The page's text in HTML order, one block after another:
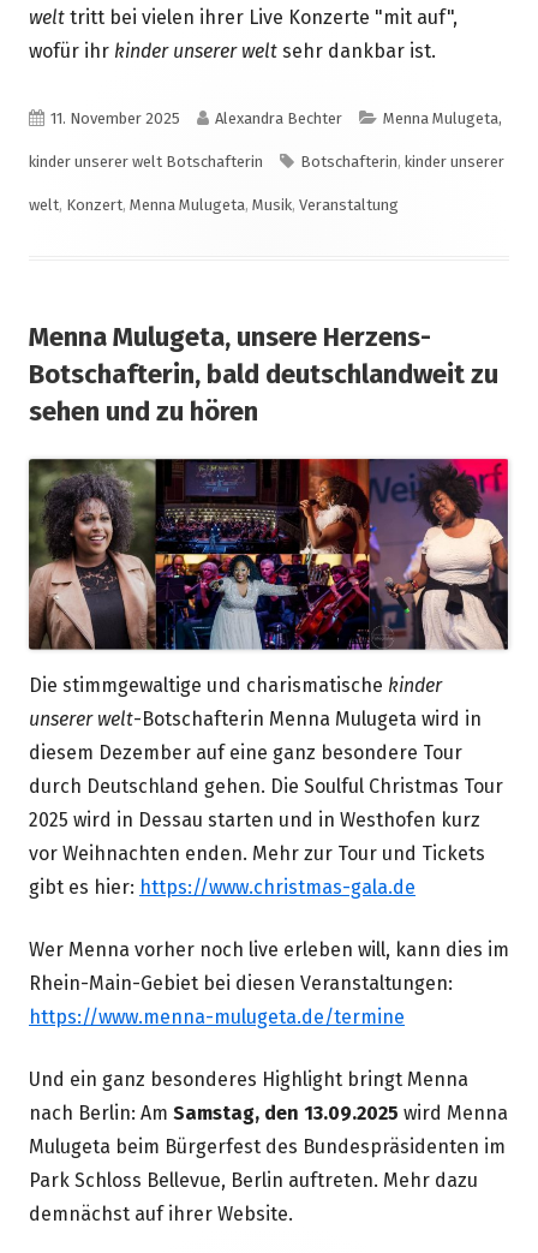
welt tritt bei vielen ihrer Live Konzerte "mit auf",
wofür ihr kinder unserer welt sehr dankbar ist.
Veröffentlicht
am
11. November 2025 Autor
Alexandra Bechter Kategorien
Menna Mulugeta,
kinder unserer welt Botschafterin Schlagwörter
Botschafterin, kinder unserer
welt, Konzert, Menna Mulugeta, Musik, Veranstaltung
Menna Mulugeta, unsere Herzens-
Botschafterin, bald deutschlandweit zu
sehen und zu hören
Die stimmgewaltige und charismatische kinder
unserer welt-Botschafterin Menna Mulugeta wird in
diesem Dezember auf eine ganz besondere Tour
durch Deutschland gehen. Die Soulful Christmas Tour
2025 wird in Dessau starten und in Westhofen kurz
vor Weihnachten enden. Mehr zur Tour und Tickets
gibt es hier: https://www.christmas-gala.de
Wer Menna vorher noch live erleben will, kann dies im
Rhein-Main-Gebiet bei diesen Veranstaltungen:
https://www.menna-mulugeta.de/termine
Und ein ganz besonderes Highlight bringt Menna
nach Berlin: Am Samstag, den 13.09.2025 wird Menna
Mulugeta beim Bürgerfest des Bundespräsidenten im
Park Schloss Bellevue, Berlin auftreten. Mehr dazu
demnächst auf ihrer Website.